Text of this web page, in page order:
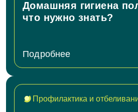
Домашняя гигиена
что нужно знать?
Подробнее
Профилактика и
Задать вопрос